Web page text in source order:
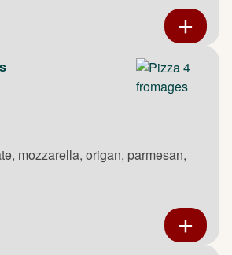
mozzarella, origan, parmesan,